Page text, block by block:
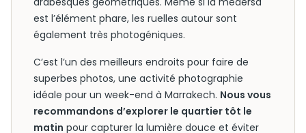
est l’élément phare, les ruelles autour sont
également très photogéniques.
C’est l’un des meilleurs endroits pour faire de
superbes photos, une activité photographie
idéale pour un week-end à Marrakech. Nous vous
recommandons d’explorer le quartier tôt le
matin pour capturer la lumière douce et éviter